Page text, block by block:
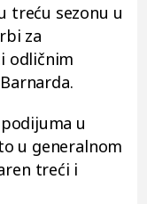
treću sezonu u
za
odličnim
u
u generalnom
treći i